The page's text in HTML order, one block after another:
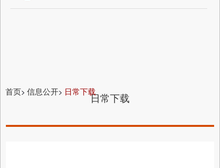
日常下载
首页> 信息公开> 日常下载